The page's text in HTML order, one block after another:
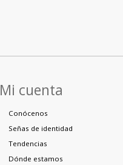
Mi cuenta
Conócenos
Señas de identidad
Tendencias
Dónde estamos